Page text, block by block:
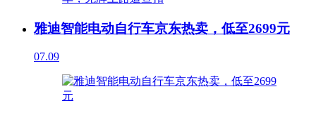
雅迪智能电动自行车京东热卖，低至2699元
07.09